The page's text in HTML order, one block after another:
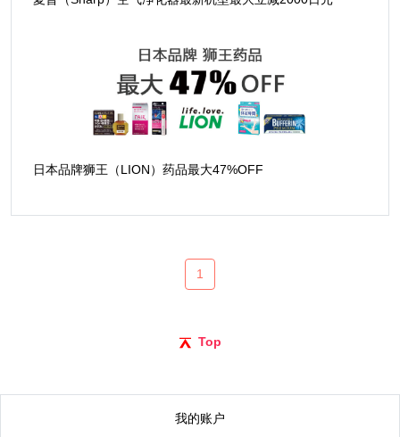
日本品牌狮王（LION）药品最大47%OFF
1
Top
我的账户